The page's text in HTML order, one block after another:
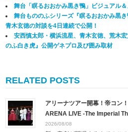
舞台「瞑るおおかみ黒き鴨」ビジュアル＆
舞台もののふシリーズ『瞑るおおかみ黒
青木玄徳の対談を4日連続で公開！
安西慎太郎・横浜流星、青木玄徳、荒
のふ白き虎』公開ゲネプロ及び囲み取材
RELATED POSTS
アリーナツアー開幕！帝コン
ARENA LIVE -The Imperial
2026/08/08